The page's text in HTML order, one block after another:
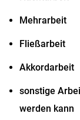
Mehrarbeit
Fließarbeit
Akkordarbeit
sonstige
werden kann